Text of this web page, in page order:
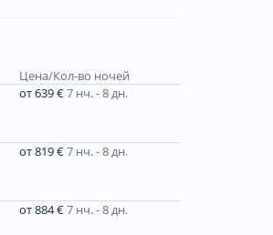
Цена/Кол-во ночей
от 639 €7 нч. - 8 дн.
от 819 €7 нч. - 8 дн.
от 884 €7 нч. - 8 дн.